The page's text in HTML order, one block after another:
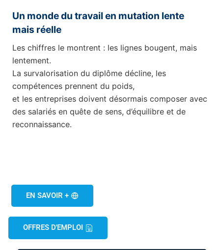
Un monde du travail en mutation lente
mais réelle
Les chiffres le montrent : les lignes bougent, mais
lentement.
La survalorisation du diplôme décline, les
compétences prennent du poids,
et les entreprises doivent désormais composer avec
des salariés en quête de sens, d’équilibre et de
reconnaissance.
EN SAVOIR +
OFFRES D'EMPLOI